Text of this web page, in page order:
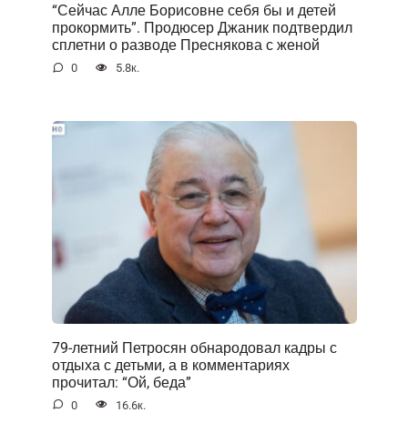
“Сейчас Алле Борисовне себя бы и детей
прокормить”. Продюсер Джаник подтвердил
сплетни о разводе Преснякова с женой
0 5.8к.
79-летний Петросян обнародовал кадры с
отдыха с детьми, а в комментариях
прочитал: “Ой, беда”
0 16.6к.